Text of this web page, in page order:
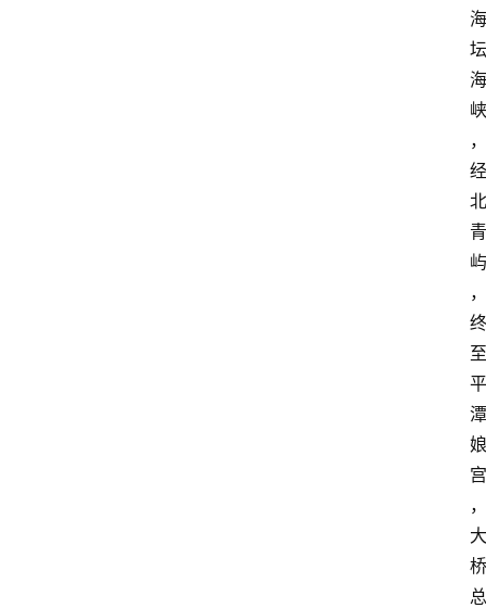
海
坛
海
峡
，
经
北
青
屿
，
终
至
平
潭
娘
宫
，
大
桥
总